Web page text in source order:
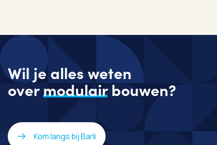
Wil je alles weten
overmodulairbouwen?
Kom langs bij Barli